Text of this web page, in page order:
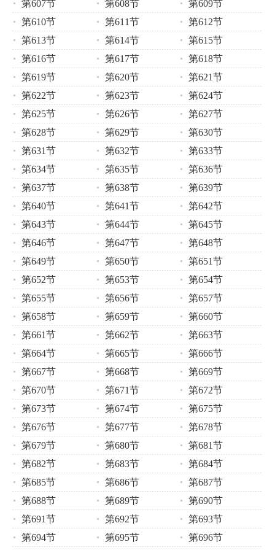
第607节 第608节
第609节
第610节
第611节
第612节
第613节
第614节
第615节
第616节
第617节
第618节
第619节
第620节
第621节
第622节
第623节
第624节
第625节
第626节
第627节
第628节
第629节
第630节
第631节
第632节
第633节
第634节
第635节
第636节
第637节
第638节
第639节
第640节
第641节
第642节
第643节
第644节
第645节
第646节
第647节
第648节
第649节
第650节
第651节
第652节
第653节
第654节
第655节
第656节
第657节
第658节
第659节
第660节
第661节
第662节
第663节
第664节
第665节
第666节
第667节
第668节
第669节
第670节
第671节
第672节
第673节
第674节
第675节
第676节
第677节
第678节
第679节
第680节
第681节
第682节
第683节
第684节
第685节
第686节
第687节
第688节
第689节
第690节
第691节
第692节
第693节
第694节
第695节 第696节